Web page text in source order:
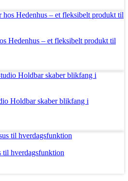
Hedenhus – et fleksibelt produkt til
Holdbar skaber blikfang i
til hverdagsfunktion